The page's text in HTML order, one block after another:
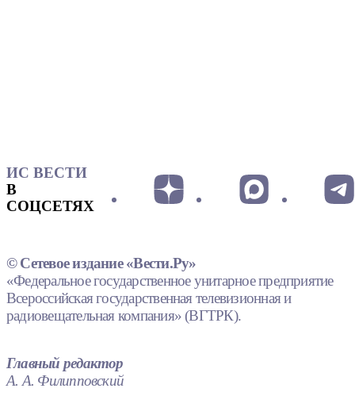
ИС ВЕСТИ
В
СОЦСЕТЯХ
© Сетевое издание «Вести.Ру»
«Федеральное государственное унитарное предприятие
Всероссийская государственная телевизионная и
радиовещательная компания» (ВГТРК).
Главный редактор
А. А. Филипповский